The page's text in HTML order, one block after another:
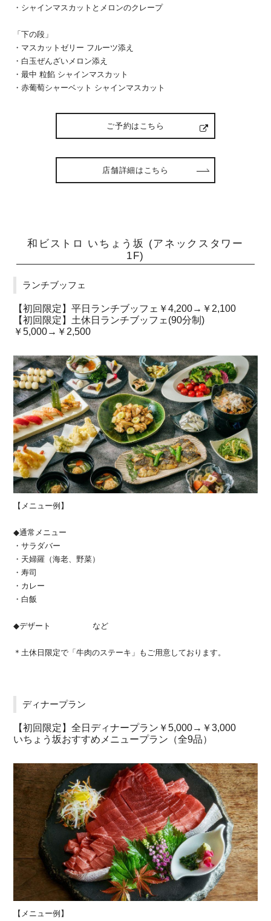
・シャインマスカットとメロンのクレープ
「下の段」
・マスカットゼリー フルーツ添え
・白玉ぜんざいメロン添え
・最中 粒餡 シャインマスカット
・赤葡萄シャーベット シャインマスカット
ご予約はこちら
店舗詳細はこちら
和ビストロ いちょう坂 (アネックスタワー
1F)
ランチブッフェ
【初回限定】平日ランチブッフェ￥4,200→￥2,100
【初回限定】土休日ランチブッフェ(90分制)
￥5,000→￥2,500
【メニュー例】
◆通常メニュー
・サラダバー
・天婦羅（海老、野菜）
・寿司
・カレー
・白飯
◆デザート など
＊土休日限定で「牛肉のステーキ」もご用意しております。
ディナープラン
【初回限定】全日ディナープラン￥5,000→￥3,000
いちょう坂おすすめメニュープラン（全9品）
【メニュー例】